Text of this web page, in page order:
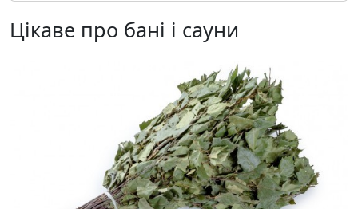
Цікаве про бані і сауни